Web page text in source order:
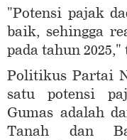
"Potensi pajak
baik, sehingga
pada tahun 2025,"
Politikus Partai
satu potensi
Gumas adalah
Tanah dan